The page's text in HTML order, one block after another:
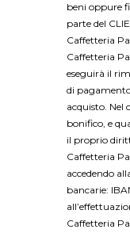
beni oppure
parte del
Caffetteria
Caffetteria
eseguirà il
di pagamento
acquisto. Nel
bonifico, e
il proprio
Caffetteria
accedendo
bancarie:
Caffetteria